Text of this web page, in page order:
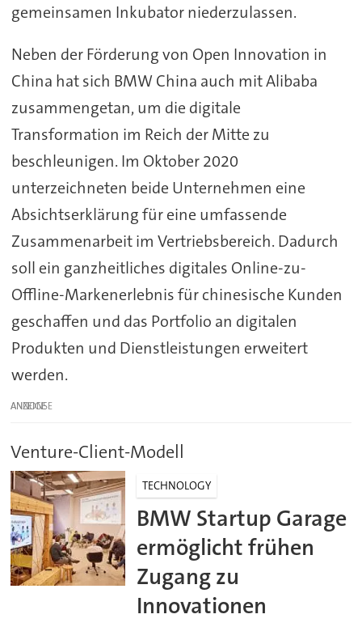
gemeinsamen Inkubator niederzulassen.
Neben der Förderung von Open Innovation in
China hat sich BMW China auch mit Alibaba
zusammengetan, um die digitale
Transformation im Reich der Mitte zu
beschleunigen. Im Oktober 2020
unterzeichneten beide Unternehmen eine
Absichtserklärung für eine umfassende
Zusammenarbeit im Vertriebsbereich. Dadurch
soll ein ganzheitliches digitales Online-zu-
Offline-Markenerlebnis für chinesische Kunden
geschaffen und das Portfolio an digitalen
Produkten und Dienstleistungen erweitert
werden.
ANZEIGE
Venture-Client-Modell
TECHNOLOGY
BMW Startup Garage
ermöglicht frühen
Zugang zu
Innovationen